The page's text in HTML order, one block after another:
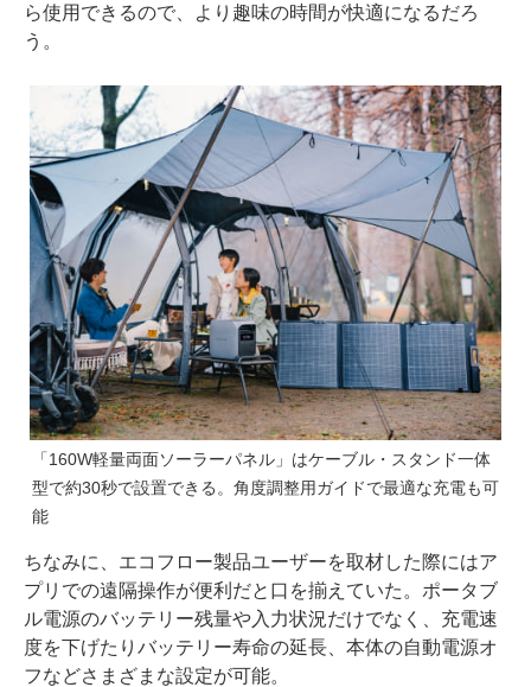
ら使用できるので、より趣味の時間が快適になるだろ
う。
「160W軽量両面ソーラーパネル」はケーブル・スタンド一体
型で約30秒で設置できる。角度調整用ガイドで最適な充電も可
能
ちなみに、エコフロー製品ユーザーを取材した際にはア
プリでの遠隔操作が便利だと口を揃えていた。ポータブ
ル電源のバッテリー残量や入力状況だけでなく、充電速
度を下げたりバッテリー寿命の延長、本体の自動電源オ
フなどさまざまな設定が可能。